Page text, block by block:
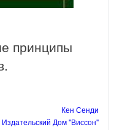
принципы
Кен Сенди
Издательский Дом "Виссон"